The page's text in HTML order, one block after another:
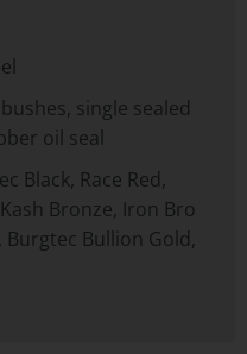
single sealed
oil seal
Black, Race Red,
Bronze, Iron Bro
Burgtec Bullion Gold,